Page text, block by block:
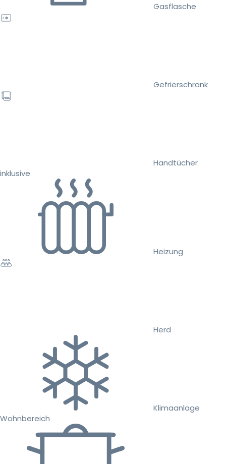
Gasflasche
Gefrierschrank
Handtücher
inklusive
Heizung
Herd
Klimaanlage
Wohnbereich